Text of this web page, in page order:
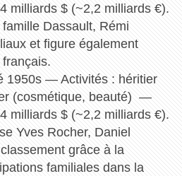
milliards $ (~2,2 milliards €).
Dassault, Rémi
et figure également
1950s — Activités : héritier
(cosmétique, beauté) —
milliards $ (~2,2 milliards €).
Yves Rocher, Daniel
grâce à la
familiales dans la